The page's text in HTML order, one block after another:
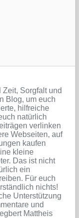
Sorgfalt und
Blog, um euch
hilfreiche
natürlich
verlinken
Webseiten, auf
kaufen
kleine
Das ist nicht
ein
Für euch
nichts!
Unterstützung
und
Mattheis